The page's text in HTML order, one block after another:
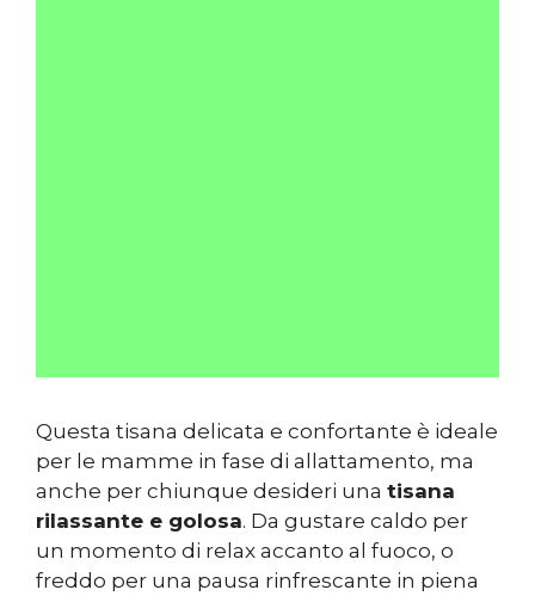
Questa tisana delicata e confortante è ideale
per le mamme in fase di allattamento, ma
anche per chiunque desideri una tisana
rilassante e golosa. Da gustare caldo per
un momento di relax accanto al fuoco, o
freddo per una pausa rinfrescante in piena